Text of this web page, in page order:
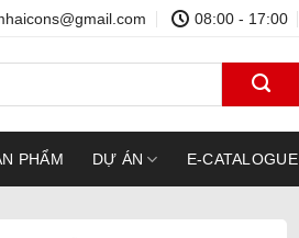
08:00 - 17:00
PHẨM DỰ ÁN E-CATALOGUE